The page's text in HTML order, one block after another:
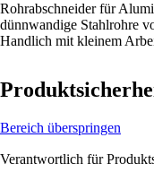
Rohrabschneider für
dünnwandige Stahlrohre
Handlich mit kleinem
Bereich überspringen
Verantwortlich für